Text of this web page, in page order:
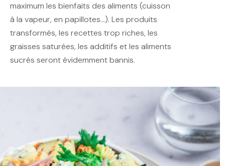
maximum les bienfaits des aliments (cuisson
à la vapeur, en papillotes...). Les produits
transformés, les recettes trop riches, les
graisses saturées, les additifs et les aliments
sucrés seront évidemment bannis.